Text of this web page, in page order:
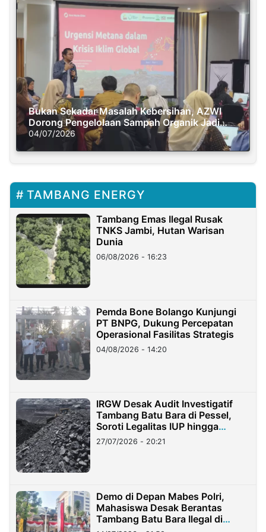
Bukan Sekadar Masalah Kebersihan, AZWI
Dorong Pengelolaan Sampah Organik Jadi
Solusi Krisis Iklim
04/07/2026
TAMBANG ENERGY
Tambang Emas Ilegal Rusak
TNKS Jambi, Hutan Warisan
Dunia
06/08/2026 - 16:23
Pemda Bone Bolango Kunjungi
PT BNPG, Dukung Percepatan
Operasional Fasilitas Strategis
04/08/2026 - 14:20
IRGW Desak Audit Investigatif
Tambang Batu Bara di Pessel,
Soroti Legalitas IUP hingga
Stockpile
27/07/2026 - 20:21
Demo di Depan Mabes Polri,
Mahasiswa Desak Berantas
Tambang Batu Bara Ilegal di